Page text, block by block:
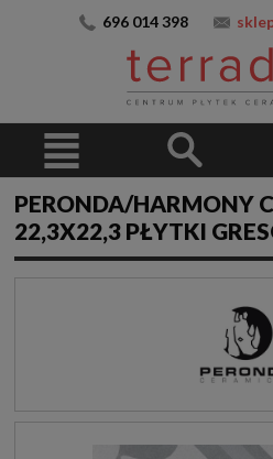
696 014 398
PERONDA/HARMONY
22,3X22,3 PŁYTKI